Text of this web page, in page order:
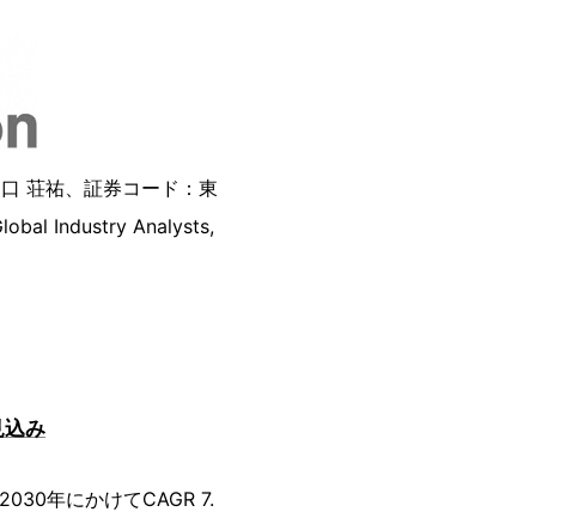
荘祐、証券コード：東
Industry Analysts,
み
年にかけてCAGR 7.